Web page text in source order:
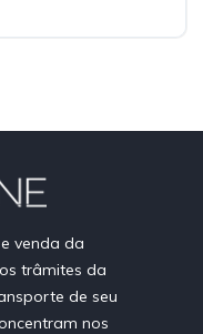
venda da
trâmites da
de seu
nos